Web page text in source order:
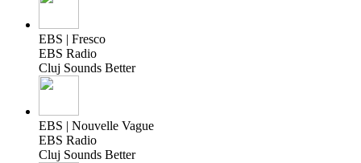
EBS | Fresco
EBS Radio
Cluj Sounds Better
EBS | Nouvelle Vague
EBS Radio
Cluj Sounds Better